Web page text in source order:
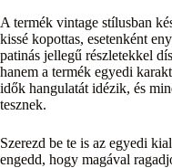
A termék vintage stílusban
kissé kopottas, esetenként
patinás jellegű részletekkel
hanem a termék egyedi
idők hangulatát idézik, és
tesznek.
Szerezd be te is az egyedi
engedd, hogy magával